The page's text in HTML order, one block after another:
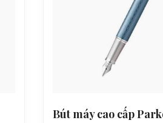
Bút máy cao cấp